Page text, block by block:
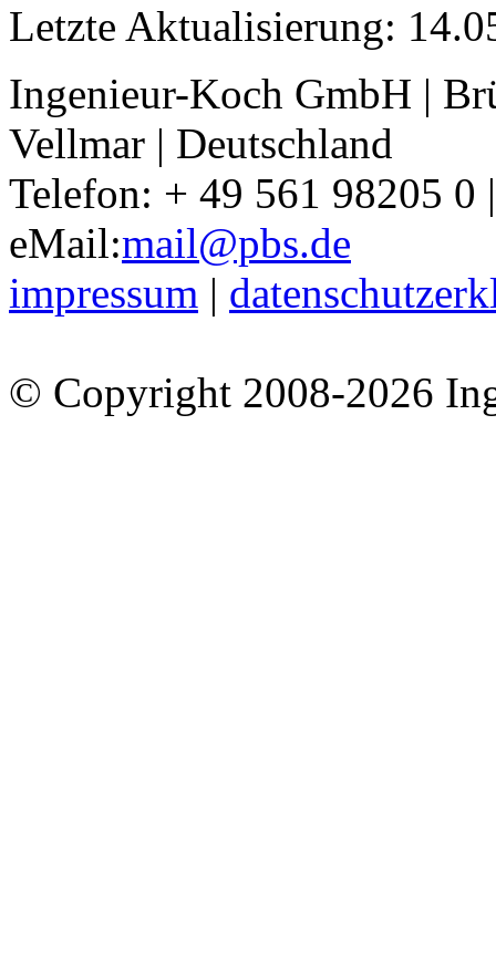
Letzte Aktualisierung:
Ingenieur-Koch GmbH |
Vellmar | Deutschland
Telefon: + 49 561 98205 0
eMail:mail@pbs.de
impressum |
© Copyright 2008-2026